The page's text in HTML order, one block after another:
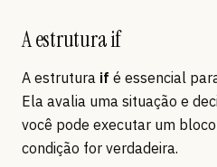
A estrutura if
A estrutura if é essencial
Ela avalia uma situação e
você pode executar um
condição for verdadeira.